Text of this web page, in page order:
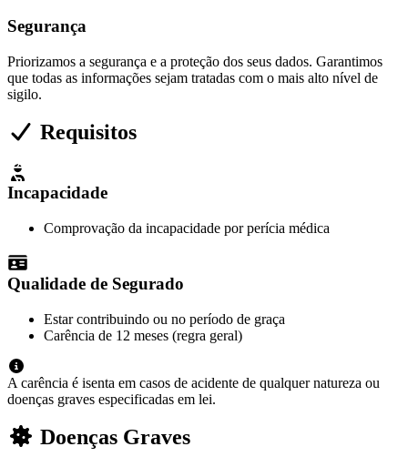
Segurança
Priorizamos a segurança e a proteção dos seus dados. Garantimos
que todas as informações sejam tratadas com o mais alto nível de
sigilo.
Requisitos
Incapacidade
Comprovação da incapacidade por perícia médica
Qualidade de Segurado
Estar contribuindo ou no período de graça
Carência de 12 meses (regra geral)
A carência é isenta em casos de acidente de qualquer natureza ou
doenças graves especificadas em lei.
Doenças Graves